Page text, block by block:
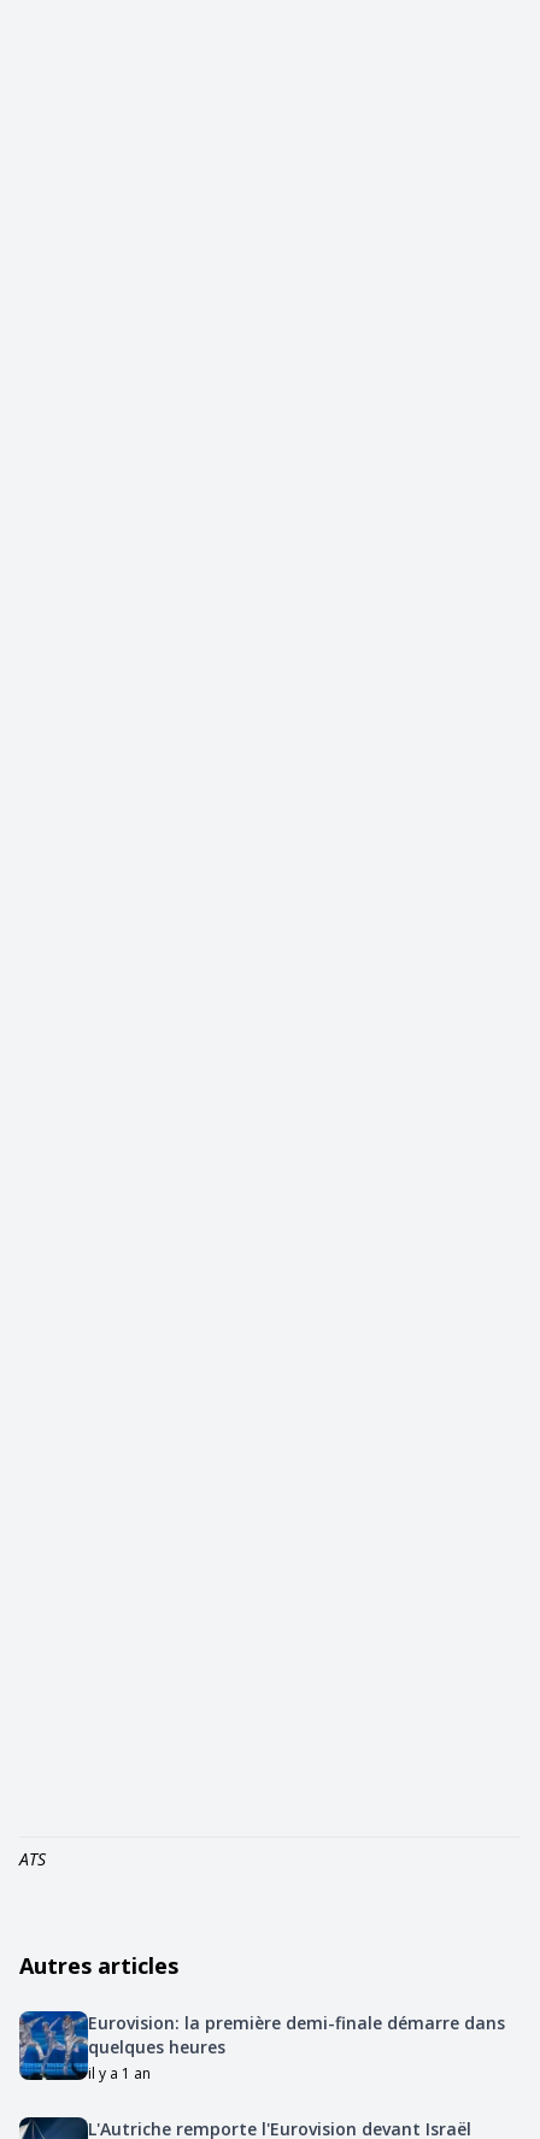
ATS
Autres articles
Eurovision: la première demi-finale démarre dans
quelques heures
il y a 1 an
L'Autriche remporte l'Eurovision devant Israël